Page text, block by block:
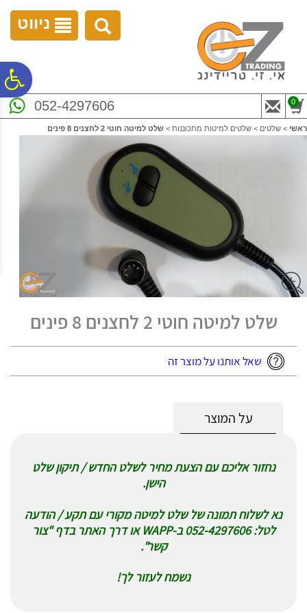
נגישות
ניווט
052-4297606 0
ראשי > שלטים > שלטים למיטות מתכוננות > שלט למיטה חוטי 2 לחצנים 8 פינים
שלט למיטה חוטי 2 לחצנים 8 פינים
שאל אותנו על מוצר זה
על המוצר
נחזור אליכם עם הצעת מחיר לשלט החדש / תיקון שלט
הישן.
נא לשלוח תמונה של שלט למיטה מקורי עם תקע / הודעה
לטל: 052-4297606 ב-WAPP או דרך האתר בדף "צור
קשר".
נשמח לעזור לך!